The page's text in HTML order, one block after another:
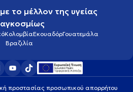
το μέλλον της υγείας
ΚολομβίαΕκουαδόρΓουατεμάλα
Βραζιλία
προστασίας προσωπικού απορρήτου